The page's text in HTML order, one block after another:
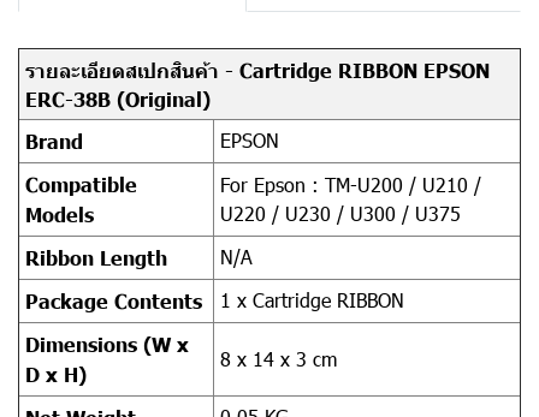
รายละเอียดสเปกสินค้า - Cartridge RIBBON EPSON
ERC-38B (Original)
Brand
EPSON
Compatible
Models
For Epson : TM-U200 / U210 /
U220 / U230 / U300 / U375
Ribbon Length N/A
Package Contents 1 x Cartridge RIBBON
Dimensions (W x
D x H)
8 x 14 x 3 cm